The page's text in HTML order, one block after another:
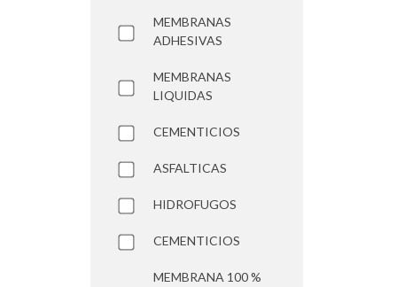
MEMBRANAS
ADHESIVAS
MEMBRANAS
LIQUIDAS
CEMENTICIOS
ASFALTICAS
HIDROFUGOS
CEMENTICIOS
MEMBRANA 100 %